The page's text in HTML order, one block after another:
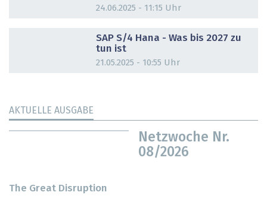
24.06.2025 - 11:15 Uhr
SAP S/4 Hana - Was bis 2027 zu
tun ist
21.05.2025 - 10:55 Uhr
AKTUELLE AUSGABE
Netzwoche Nr.
08/2026
The Great Disruption